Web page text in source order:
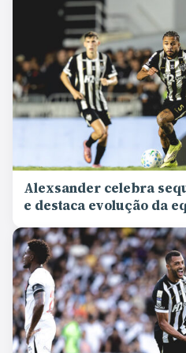
Alexsander celebra
e destaca evolução da